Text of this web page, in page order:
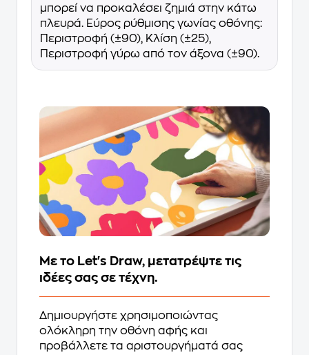
μπορεί να προκαλέσει ζημιά στην κάτω
πλευρά. Εύρος ρύθμισης γωνίας οθόνης:
Περιστροφή (±90), Κλίση (±25),
Περιστροφή γύρω από τον άξονα (±90).
Με το Let's Draw, μετατρέψτε τις
ιδέες σας σε τέχνη.
Δημιουργήστε χρησιμοποιώντας
ολόκληρη την οθόνη αφής και
προβάλλετε τα αριστουργήματά σας